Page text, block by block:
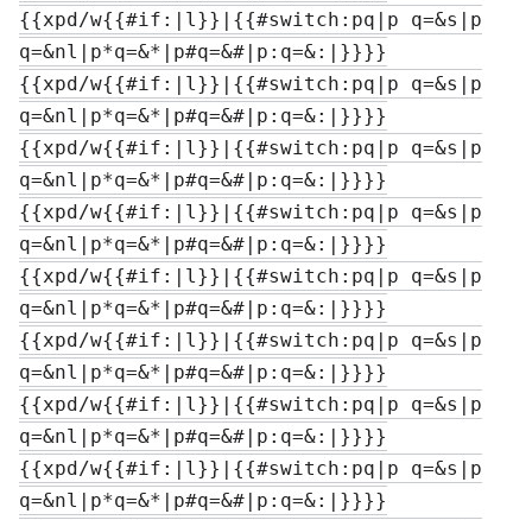
{{xpd/w{{#if:|l}}|{{#switch:pq|p q=&s|p
q=&nl|p*q=&*|p#q=&#|p:q=&:|}}}}
{{xpd/w{{#if:|l}}|{{#switch:pq|p q=&s|p
q=&nl|p*q=&*|p#q=&#|p:q=&:|}}}}
{{xpd/w{{#if:|l}}|{{#switch:pq|p q=&s|p
q=&nl|p*q=&*|p#q=&#|p:q=&:|}}}}
{{xpd/w{{#if:|l}}|{{#switch:pq|p q=&s|p
q=&nl|p*q=&*|p#q=&#|p:q=&:|}}}}
{{xpd/w{{#if:|l}}|{{#switch:pq|p q=&s|p
q=&nl|p*q=&*|p#q=&#|p:q=&:|}}}}
{{xpd/w{{#if:|l}}|{{#switch:pq|p q=&s|p
q=&nl|p*q=&*|p#q=&#|p:q=&:|}}}}
{{xpd/w{{#if:|l}}|{{#switch:pq|p q=&s|p
q=&nl|p*q=&*|p#q=&#|p:q=&:|}}}}
{{xpd/w{{#if:|l}}|{{#switch:pq|p q=&s|p
q=&nl|p*q=&*|p#q=&#|p:q=&:|}}}}